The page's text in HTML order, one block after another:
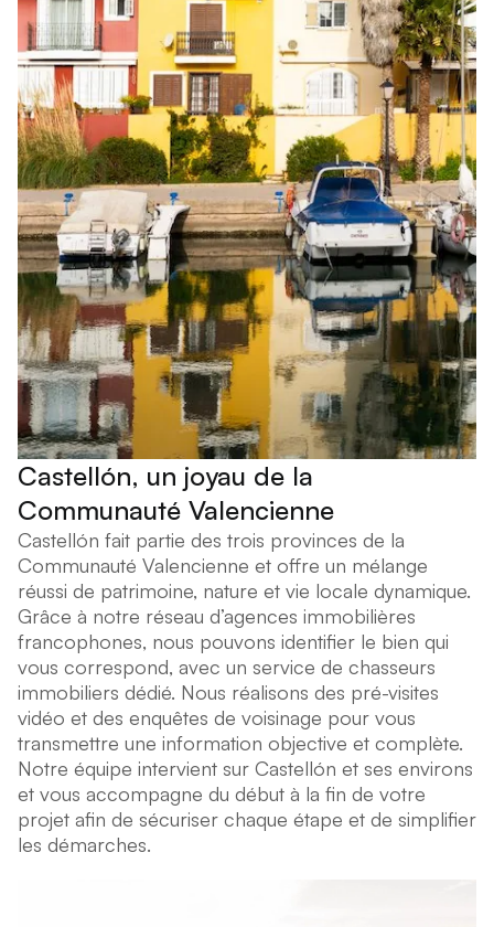
Castellón, un joyau de la
Communauté Valencienne
Castellón fait partie des trois provinces de la
Communauté Valencienne et offre un mélange
réussi de patrimoine, nature et vie locale dynamique.
Grâce à notre réseau d’agences immobilières
francophones, nous pouvons identifier le bien qui
vous correspond, avec un service de chasseurs
immobiliers dédié. Nous réalisons des pré-visites
vidéo et des enquêtes de voisinage pour vous
transmettre une information objective et complète.
Notre équipe intervient sur Castellón et ses environs
et vous accompagne du début à la fin de votre
projet afin de sécuriser chaque étape et de simplifier
les démarches.